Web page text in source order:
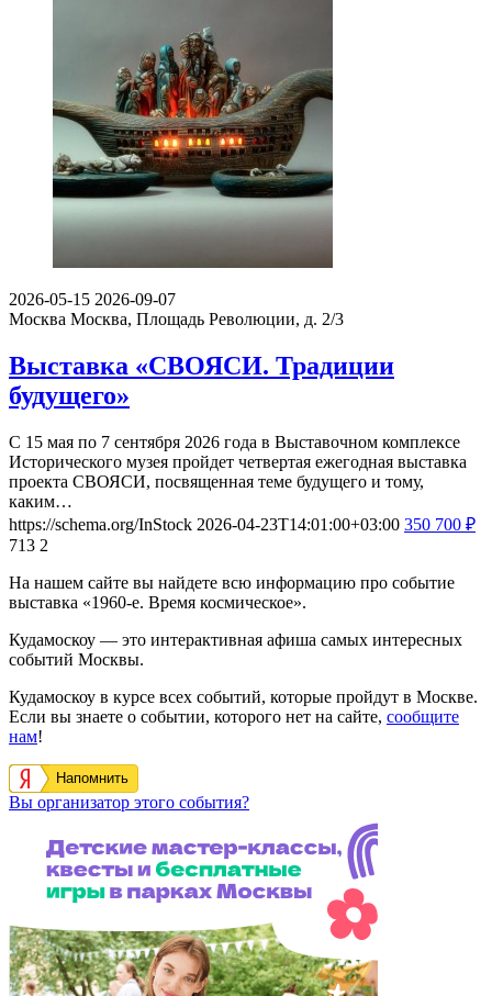
2026-05-15 2026-09-07
Москва Москва, Площадь Революции, д. 2/3
Выставка «СВОЯСИ. Традиции
будущего»
С 15 мая по 7 сентября 2026 года в Выставочном комплексе
Исторического музея пройдет четвертая ежегодная выставка
проекта СВОЯСИ, посвященная теме будущего и тому,
каким…
https://schema.org/InStock 2026-04-23T14:01:00+03:00 350 700 ₽
713 2
На нашем сайте вы найдете всю информацию про событие
выставка «1960-е. Время космическое».
Кудамоскоу — это интерактивная афиша самых интересных
событий Москвы.
Кудамоскоу в курсе всех событий, которые пройдут в Москве.
Если вы знаете о событии, которого нет на сайте, сообщите
нам!
Напомнить
Вы организатор этого события?